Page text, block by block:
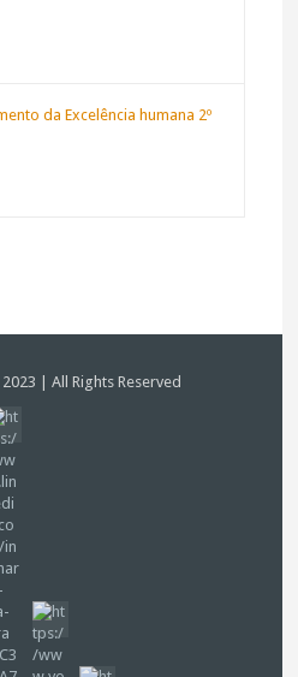
da Excelência humana 2º
| All Rights Reserved